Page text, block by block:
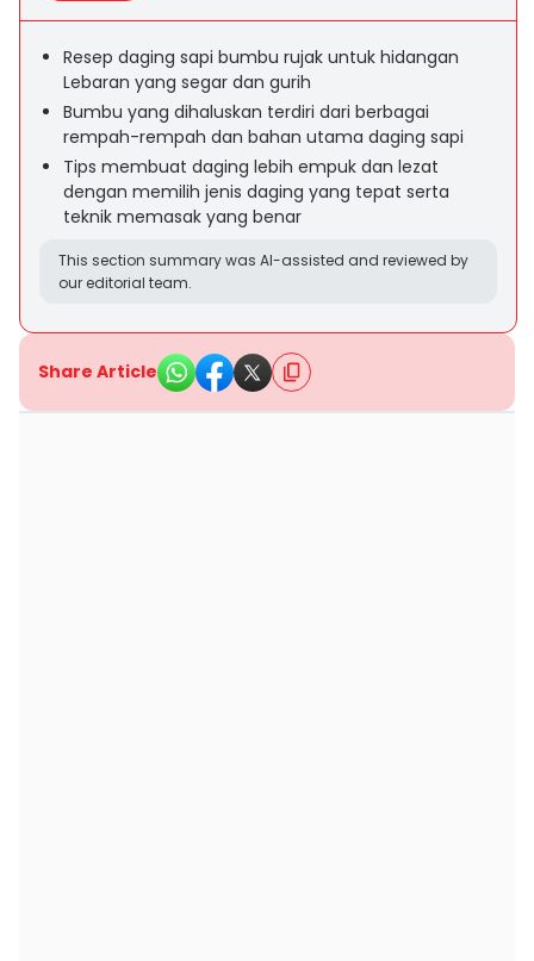
Resep daging sapi bumbu rujak untuk hidangan
Lebaran yang segar dan gurih
Bumbu yang dihaluskan terdiri dari berbagai
rempah-rempah dan bahan utama daging sapi
Tips membuat daging lebih empuk dan lezat
dengan memilih jenis daging yang tepat serta
teknik memasak yang benar
This section summary was AI-assisted and reviewed by
our editorial team.
Share Article